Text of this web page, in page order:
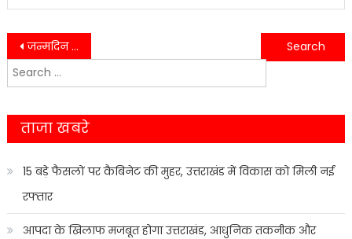
Post
navigation
जन्मदिन मनाने आए इंदर रावत को मालधन की जनता ने अपनी समस्याओं से कराया अवगत………..
यहाँ युवक का प्राइवेट पार्ट काटकर हत्या,पढ़े ख़बर क्या हो सकती है प्राइवेट पार्ट काटने की वजह………
Search
for:
ताजा खबरे
15 बड़े फैसलों पर कैबिनेट की मुहर, उत्तराखंड में विकास को मिली नई
रफ्तार
आपदा के खिलाफ मजबूत होगा उत्तराखंड, आधुनिक तकनीक और